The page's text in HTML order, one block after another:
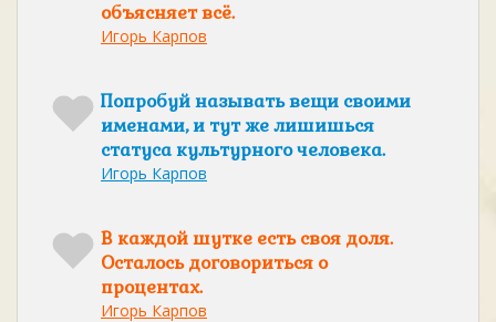
объясняет всё.
Игорь Карпов
Попробуй называть вещи своими
именами, и тут же лишишься
статуса культурного человека.
Игорь Карпов
В каждой шутке есть своя доля.
Осталось договориться о
процентах.
Игорь Карпов